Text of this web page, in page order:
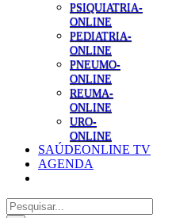
PSIQUIATRIA-
ONLINE
PEDIATRIA-
ONLINE
PNEUMO-
ONLINE
REUMA-
ONLINE
URO-
ONLINE
SAÚDEONLINE TV
AGENDA
Pesquisar